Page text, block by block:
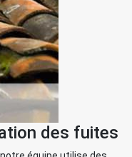
des fuites